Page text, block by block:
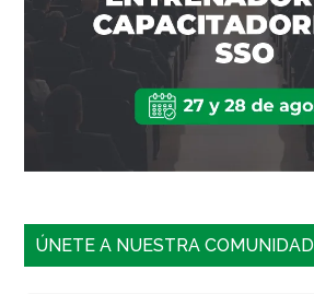
ÚNETE A NUESTRA COMUNIDAD